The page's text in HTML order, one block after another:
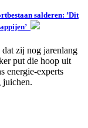
salderen: ’Dit
zij nog jarenlang
put die hoop uit
energie-experts
juichen.